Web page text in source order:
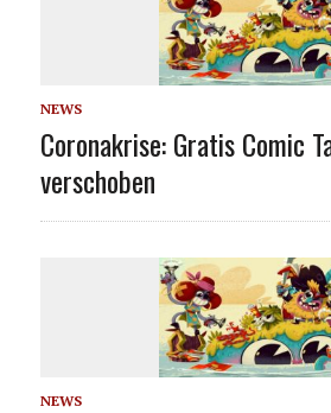
NEWS
Coronakrise: Gratis Comic
verschoben
NEWS